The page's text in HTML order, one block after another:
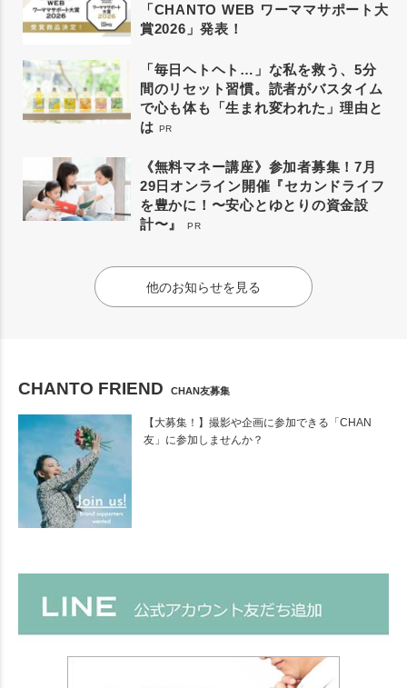
「CHANTO WEB ワーママサポート大
賞2026」発表！
「毎日ヘトヘト…」な私を救う、5分
間のリセット習慣。読者がバスタイム
で心も体も「生まれ変われた」理由と
は PR
《無料マネー講座》参加者募集！7月
29日オンライン開催『セカンドライフ
を豊かに！〜安心とゆとりの資金設
計〜』
PR
他のお知らせを見る
CHANTO FRIEND CHAN友募集
【大募集！】撮影や企画に参加できる「CHAN
友」に参加しませんか？